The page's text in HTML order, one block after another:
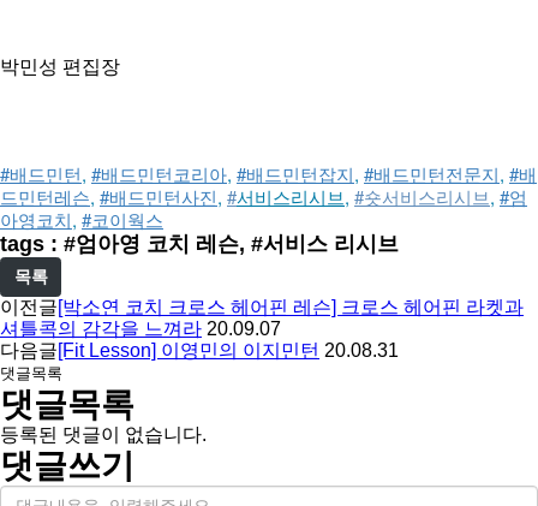
박민성 편집장
#배드민턴, #배드민턴코리아, #배드민턴잡지, #배드민턴전문지, #배
드민턴레슨, #배드민턴사진, #서비스리시브, #숏서비스리시브, #엄
아영코치, #코이웍스
tags : #엄아영 코치 레슨, #서비스 리시브
목록
이전글[박소연 코치 크로스 헤어핀 레슨] 크로스 헤어핀 라켓과
셔틀콕의 감각을 느껴라 20.09.07
다음글[Fit Lesson] 이영민의 이지민턴 20.08.31
댓글목록
댓글목록
등록된 댓글이 없습니다.
댓글쓰기
내